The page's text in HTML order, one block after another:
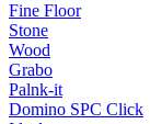
Fine Floor
Stone
Wood
Grabo
Palnk-it
Domino SPC Click